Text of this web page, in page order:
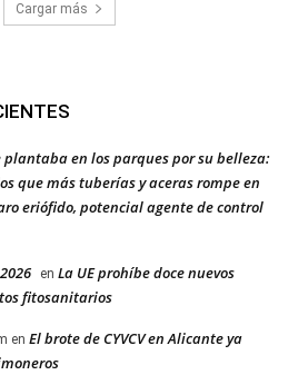
Cargar más
plantaba en los parques por su belleza:
que más tuberías y aceras rompe en
eriófido, potencial agente de control
en La UE prohíbe doce nuevos
fitosanitarios
en El brote de CYVCV en Alicante ya